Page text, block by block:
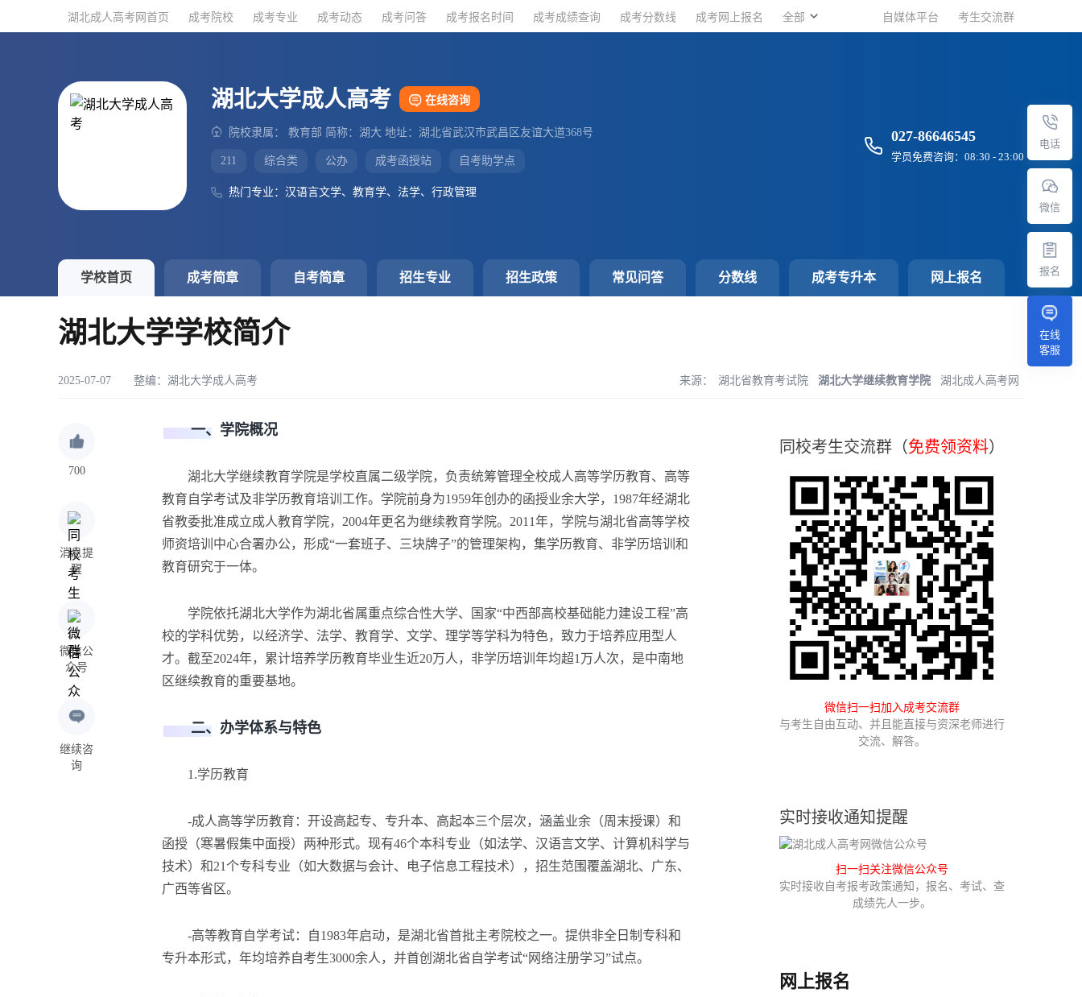
湖北成人高考网首页 成考院校 成考专业 成考动态 成考问答 成考报名时间 成考成绩查询 成考分数线 成考网上报名 全部 自媒体平台 考生交流群
湖北大学成人高考 在线咨询
院校隶属： 教育部 简称：湖大 地址：湖北省武汉市武昌区友谊大道368号
211 综合类 公办 成考函授站 自考助学点
热门专业：汉语言文学、教育学、法学、行政管理
027-86646545
学员免费咨询：08:30 - 23:00
学校首页 成考简章 自考简章 招生专业 招生政策 常见问答 分数线 成考专升本 网上报名
电话
微信
报名
在线
客服
湖北大学学校简介
2025-07-07 整编： 湖北大学成人高考 来源： 湖北省教育考试院 湖北大学继续教育学院 湖北成人高考网
700
消息提
醒
微信公
众号
继续咨
询
一、学院概况
湖北大学继续教育学院是学校直属二级学院，负责统筹管理全校成人高等学历教育、高等
教育自学考试及非学历教育培训工作。学院前身为1959年创办的函授业余大学，1987年经湖北
省教委批准成立成人教育学院，2004年更名为继续教育学院。2011年，学院与湖北省高等学校
师资培训中心合署办公，形成“一套班子、三块牌子”的管理架构，集学历教育、非学历培训和
教育研究于一体。
学院依托湖北大学作为湖北省属重点综合性大学、国家“中西部高校基础能力建设工程”高
校的学科优势，以经济学、法学、教育学、文学、理学等学科为特色，致力于培养应用型人
才。截至2024年，累计培养学历教育毕业生近20万人，非学历培训年均超1万人次，是中南地
区继续教育的重要基地。
二、办学体系与特色
1.学历教育
-成人高等学历教育：开设高起专、专升本、高起本三个层次，涵盖业余（周末授课）和
函授（寒暑假集中面授）两种形式。现有46个本科专业（如法学、汉语言文学、计算机科学与
技术）和21个专科专业（如大数据与会计、电子信息工程技术），招生范围覆盖湖北、广东、
广西等省区。
-高等教育自学考试：自1983年启动，是湖北省首批主考院校之一。提供非全日制专科和
专升本形式，年均培养自考生3000余人，并首创湖北省自学考试“网络注册学习”试点。
同校考生交流群（免费领资料）
微信扫一扫加入成考交流群
与考生自由互动、并且能直接与资深老师进行
交流、解答。
湖北成人高考网首页 成考院校 成考专业 成考动态 成考问答 成考报名时间 成考成绩查询 成考分数线 成考网上报名 全部 自媒体平台 考生交流群
实时接收通知提醒
扫一扫关注微信公众号
实时接收自考报考政策通知，报名、考试、查
成绩先人一步。
网上报名